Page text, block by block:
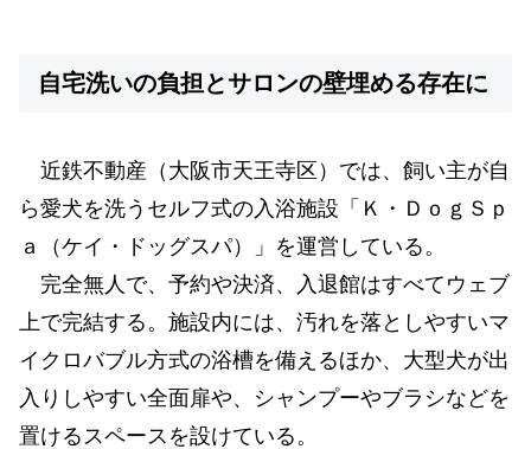
自宅洗いの負担とサロンの壁埋める存在に
近鉄不動産（大阪市天王寺区）では、飼い主が自
ら愛犬を洗うセルフ式の入浴施設「Ｋ・ＤｏｇＳｐ
ａ（ケイ・ドッグスパ）」を運営している。
完全無人で、予約や決済、入退館はすべてウェブ
上で完結する。施設内には、汚れを落としやすいマ
イクロバブル方式の浴槽を備えるほか、大型犬が出
入りしやすい全面扉や、シャンプーやブラシなどを
置けるスペースを設けている。